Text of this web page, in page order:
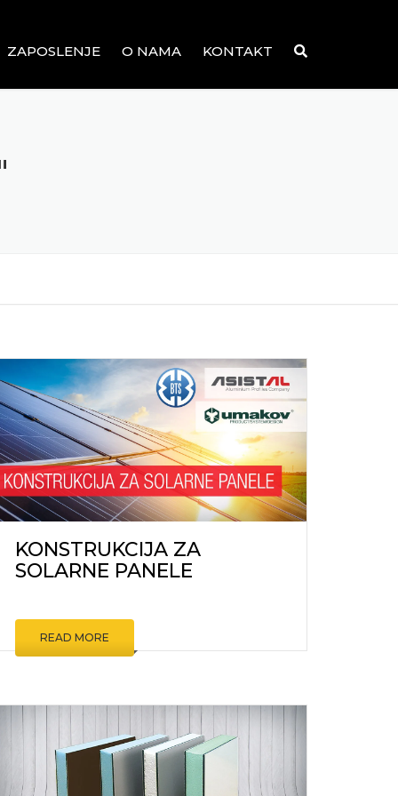
ZAPOSLENJE O NAMA KONTAKT
KONSTRUKCIJA ZA
SOLARNE PANELE
READ MORE